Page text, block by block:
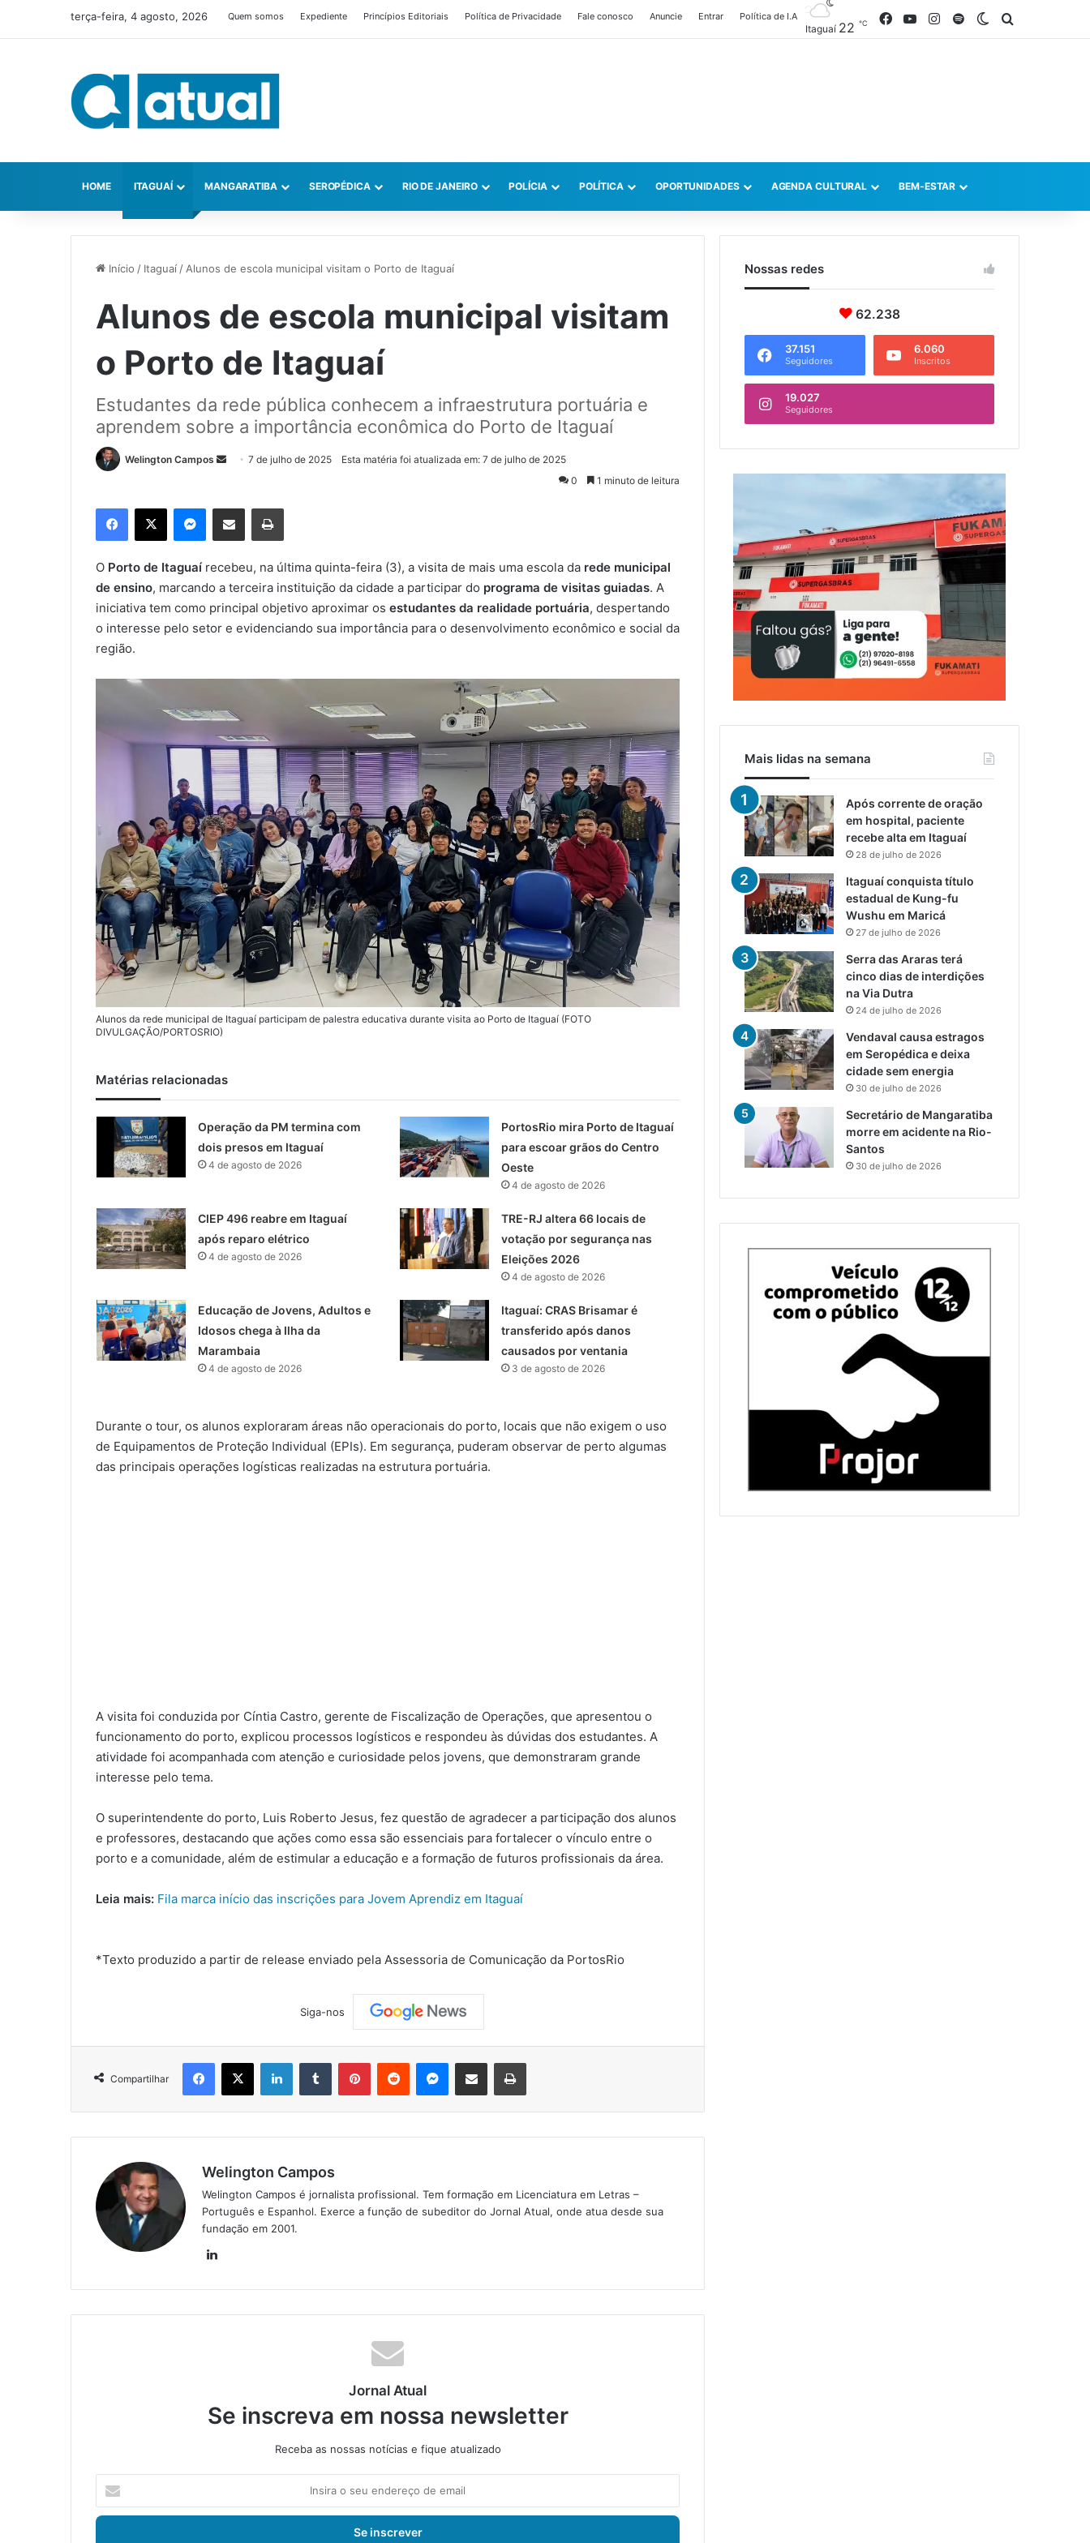
terça-feira, 4 agosto, 2026 Quem somos Expediente Princípios Editoriais Política de Privacidade Fale conosco Anuncie Entrar Política de I.A
Itaguaí 22 ℃ FacebookYouTubeInstagram
SpotifySwitch skin
HOME ITAGUAÍ MANGARATIBA SEROPÉDICA RIO DE JANEIRO POLÍCIA POLÍTICA OPORTUNIDADES AGENDA CULTURAL BEM-ESTAR
Início / Itaguaí/Alunos de escola municipal visitam o Porto de Itaguaí
Alunos de escola municipal visitam
o Porto de Itaguaí
Estudantes da rede pública conhecem a infraestrutura portuária e
aprendem sobre a importância econômica do Porto de Itaguaí
Welington Campos
d
m
e
-
m
7 de julho de 2025
Esta matéria foi atualizada em: 7 de julho de 2025
0
1 minuto de leitura
O Porto de Itaguaí recebeu, na última quinta-feira (3), a visita de mais uma escola da rede municipal
de ensino, marcando a terceira instituição da cidade a participar do programa de visitas guiadas. A
iniciativa tem como principal objetivo aproximar os estudantes da realidade portuária, despertando
o interesse pelo setor e evidenciando sua importância para o desenvolvimento econômico e social da
região.
Alunos da rede municipal de Itaguaí participam de palestra educativa durante visita ao Porto de Itaguaí (FOTO
DIVULGAÇÃO/PORTOSRIO)
Matérias relacionadas
Operação da PM termina com
dois presos em Itaguaí
4 de agosto de 2026
PortosRio mira Porto de Itaguaí
para escoar grãos do Centro
Oeste
4 de agosto de 2026
CIEP 496 reabre em Itaguaí
após reparo elétrico
4 de agosto de 2026
TRE-RJ altera 66 locais de
votação por segurança nas
Eleições 2026
4 de agosto de 2026
Educação de Jovens, Adultos e
Idosos chega à Ilha da
Marambaia
4 de agosto de 2026
Itaguaí: CRAS Brisamar é
transferido após danos
causados por ventania
3 de agosto de 2026
Durante o tour, os alunos exploraram áreas não operacionais do porto, locais que não exigem o uso
de Equipamentos de Proteção Individual (EPIs). Em segurança, puderam observar de perto algumas
das principais operações logísticas realizadas na estrutura portuária.
A visita foi conduzida por Cíntia Castro, gerente de Fiscalização de Operações, que apresentou o
funcionamento do porto, explicou processos logísticos e respondeu às dúvidas dos estudantes. A
atividade foi acompanhada com atenção e curiosidade pelos jovens, que demonstraram grande
interesse pelo tema.
O superintendente do porto, Luis Roberto Jesus, fez questão de agradecer a participação dos alunos
e professores, destacando que ações como essa são essenciais para fortalecer o vínculo entre o
porto e a comunidade, além de estimular a educação e a formação de futuros profissionais da área.
Leia mais: Fila marca início das inscrições para Jovem Aprendiz em Itaguaí
*Texto produzido a partir de release enviado pela Assessoria de Comunicação da PortosRio
Siga-nos
Compartilhar
Welington Campos
Welington Campos é jornalista profissional. Tem formação em Licenciatura em Letras –
Português e Espanhol. Exerce a função de subeditor do Jornal Atual, onde atua desde sua
fundação em 2001.
din
Jornal Atual
Se inscreva em nossa newsletter
Receba as nossas notícias e fique atualizado
s
Nossas redes
62.238
37.151
Seguidores
6.060
Inscritos
19.027
Seguidores
Mais lidas na semana
Após corrente de oração
em hospital, paciente
recebe alta em Itaguaí
28 de julho de 2026
Itaguaí conquista título
estadual de Kung-fu
Wushu em Maricá
27 de julho de 2026
Serra das Araras terá
cinco dias de interdições
na Via Dutra
24 de julho de 2026
Vendaval causa estragos
em Seropédica e deixa
cidade sem energia
30 de julho de 2026
Secretário de Mangaratiba
morre em acidente na Rio-
Santos
30 de julho de 2026